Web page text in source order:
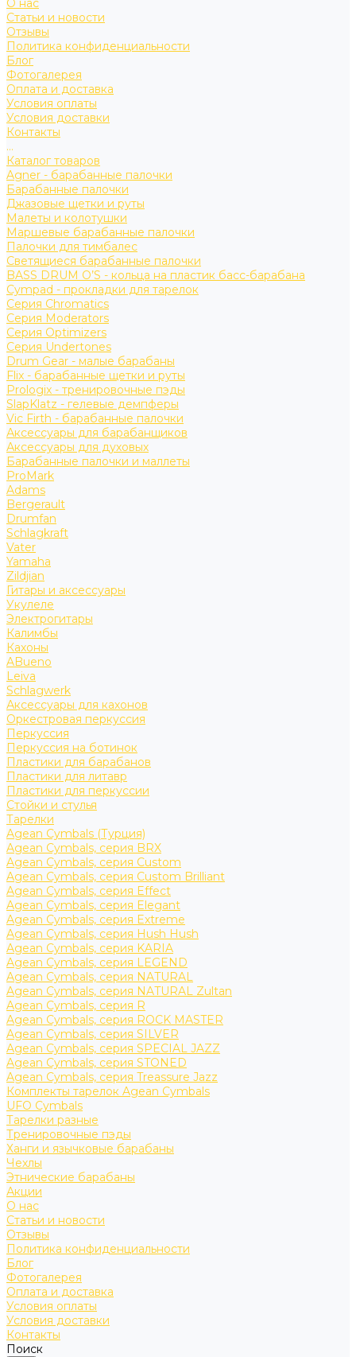
О нас
Статьи и новости
Отзывы
Политика конфиденциальности
Блог
Фотогалерея
Оплата и доставка
Условия оплаты
Условия доставки
Контакты
...
Каталог товаров
Agner - барабанные палочки
Барабанные палочки
Джазовые щетки и руты
Малеты и колотушки
Маршевые барабанные палочки
Палочки для тимбалес
Светящиеся барабанные палочки
BASS DRUM O’S - кольца на пластик басс-барабана
Cympad - прокладки для тарелок
Серия Chromatics
Серия Moderators
Серия Optimizers
Серия Undertones
Drum Gear - малые барабаны
Flix - барабанные щетки и руты
Prologix - тренировочные пэды
SlapKlatz - гелевые демпферы
Vic Firth - барабанные палочки
Аксессуары для барабанщиков
Аксессуары для духовых
Барабанные палочки и маллеты
ProMark
Adams
Bergerault
Drumfan
Schlagkraft
Vater
Yamaha
Zildjian
Гитары и аксессуары
Укулеле
Электрогитары
Калимбы
Кахоны
ABueno
Leiva
Schlagwerk
Аксессуары для кахонов
Оркестровая перкуссия
Перкуссия
Перкуссия на ботинок
Пластики для барабанов
Пластики для литавр
Пластики для перкуссии
Стойки и стулья
Тарелки
Agean Cymbals (Турция)
Agean Cymbals, серия BRX
Agean Cymbals, серия Custom
Agean Cymbals, серия Custom Brilliant
Agean Cymbals, серия Effect
Agean Cymbals, серия Elegant
Agean Cymbals, серия Extreme
Agean Cymbals, серия Hush Hush
Agean Cymbals, серия KARIA
Agean Cymbals, серия LEGEND
Agean Cymbals, серия NATURAL
Agean Cymbals, серия NATURAL Zultan
Agean Cymbals, серия R
Agean Cymbals, серия ROCK MASTER
Agean Cymbals, серия SILVER
Agean Cymbals, серия SPECIAL JAZZ
Agean Cymbals, серия STONED
Agean Cymbals, серия Treassure Jazz
Комплекты тарелок Agean Cymbals
UFO Cymbals
Тарелки разные
Тренировочные пэды
Ханги и язычковые барабаны
Чехлы
Этнические барабаны
Акции
О нас
Статьи и новости
Отзывы
Политика конфиденциальности
Блог
Фотогалерея
Оплата и доставка
Условия оплаты
Условия доставки
Контакты
Поиск